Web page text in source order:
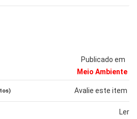
Publicado em
Meio Ambiente
Avalie este item
Ler